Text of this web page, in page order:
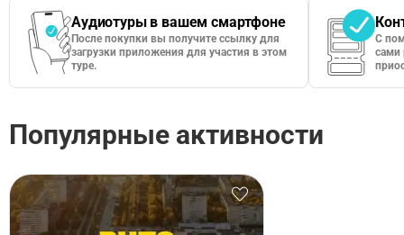
Аудиотуры в вашем смартфоне
После покупки вы получите ссылку для
загрузки приложения для участия в этом
туре.
С
сами
Популярные активности